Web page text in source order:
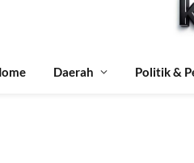
Daerah Politik &